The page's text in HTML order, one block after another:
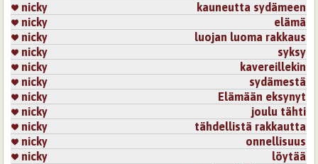
nicky
kauneutta sydämeen
nicky
elämä
nicky
luojan luoma rakkaus
nicky
syksy
nicky
kavereillekin
nicky
sydämestä
nicky
Elämään eksynyt
nicky
joulu tähti
nicky
tähdellistä rakkautta
nicky
onnellisuus
nicky
löytää